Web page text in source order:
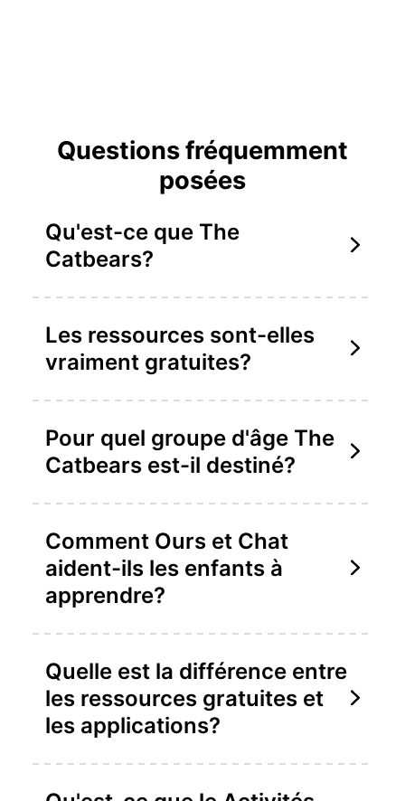
Questions fréquemment
posées
Qu'est-ce que The
Catbears?
Les ressources sont-elles
vraiment gratuites?
Pour quel groupe d'âge The
Catbears est-il destiné?
Comment Ours et Chat
aident-ils les enfants à
apprendre?
Quelle est la différence entre
les ressources gratuites et
les applications?